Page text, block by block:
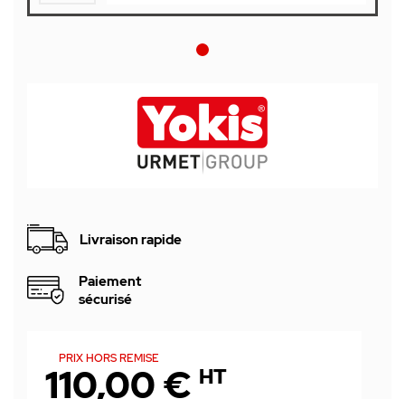
Livraison rapide
Paiement
sécurisé
PRIX HORS REMISE
110,00 € HT